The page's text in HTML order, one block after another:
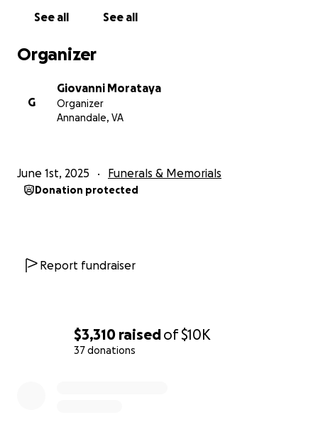
$3,310 raisedof$10K
37 donations
See all See all
Organizer
G
Giovanni Morataya
Organizer
Annandale, VA
June 1st, 2025 Funerals & Memorials
Donation protected
Report fundraiser